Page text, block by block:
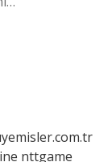
nttgame